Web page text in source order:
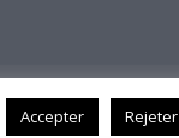
Accepter Rejeter